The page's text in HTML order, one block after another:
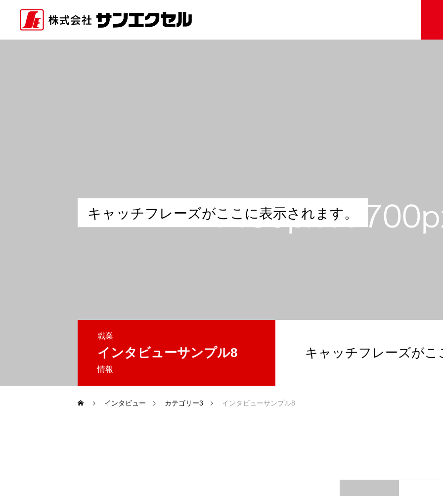
キ ャ ッチフ レーズがこ こ に表示さ れま す。
職業
インタビューサンプル8
情報
キャッチフレーズが
インタビュー カテゴリー3 インタビューサンプル8